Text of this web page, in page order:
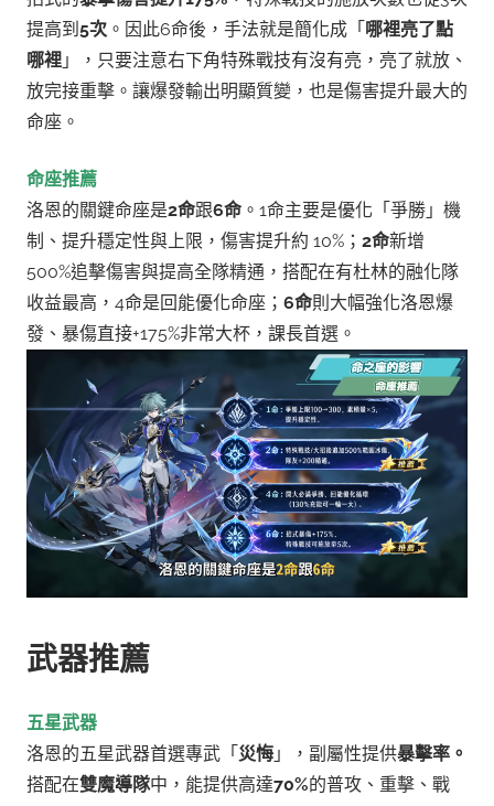
提高到 5次 。 因此6命後，手法就是簡化成「 哪裡亮了點
哪裡 」，只要注意右下角特殊戰技有沒有亮，亮了就放、
放完接重擊。讓爆發輸出明顯質變，也是傷害提升最大的
命座。
命座推薦
洛恩的關鍵命座是2命跟6命 。1命主要是優化「爭勝」機
制、提升穩定性與上限，傷害提升約 10%； 2命新增
500%追擊傷害與提高全隊精通，搭配在有杜林的融化隊
收益最高，4命是回能優化命座； 6命則大幅強化洛恩爆
發、暴傷直接+175%非常大杯，課長首選。
武器推薦
五星武器
洛恩的五星武器首選專武「 災悔 」，副屬性提供暴擊率。
搭配在雙魔導隊中，能提供高達70%的普攻、重擊、戰